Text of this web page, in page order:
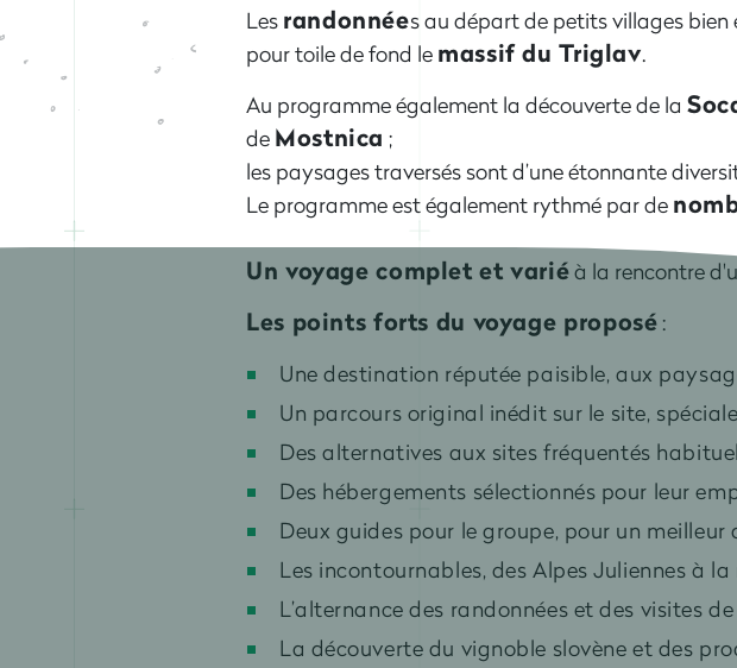
Les randonnées au départ de petits villages
pour toile de fond le massif du Triglav.
Au programme également la découverte de la
de Mostnica ;
les paysages traversés sont d’une étonnante
Le programme est également rythmé par de
Un voyage complet et variéà la rencontre
Les points forts du voyage proposé :
Une destination réputée paisible, aux
Un parcours original inédit sur le site,
Des alternatives aux sites fréquentés
Des hébergements sélectionnés pour leur
Deux guides pour le groupe, pour un
Les incontournables, des Alpes Juliennes à
L’alternance des randonnées et des visites
La découverte du vignoble slovène et des